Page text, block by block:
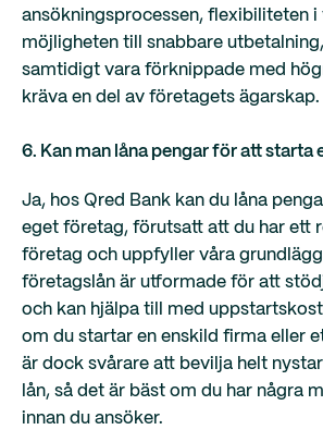
ansökningsprocessen, flexibiliteten i
möjligheten till snabbare
samtidigt vara förknippade med
kräva en del av företagets ägarskap.
6. Kan man låna pengar för att starta
Ja, hos Qred Bank kan du låna
eget företag, förutsatt att du har ett
företag och uppfyller våra
företagslån är utformade för att
och kan hjälpa till med
om du startar en enskild firma eller
är dock svårare att bevilja helt
lån, så det är bäst om du har några
innan du ansöker.